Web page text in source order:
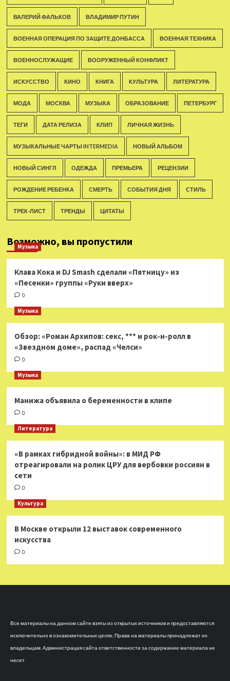
ВАЛЕРИЙ ФАЛЬКОВ ВЛАДИМИР ПУТИН
ВОЕННАЯ ОПЕРАЦИЯ ПО ЗАЩИТЕ ДОНБАССА ВОЕННАЯ ТЕХНИКА
ВОЕННОСЛУЖАЩИЕ ВООРУЖЕННЫЙ КОНФЛИКТ
ИСКУССТВО КИНО КНИГА КУЛЬТУРА ЛИТЕРАТУРА
МОДА МОСКВА МУЗЫКА ОБРАЗОВАНИЕ ПЕТЕРБУРГ
ТЕГИ ДАТА РЕЛИЗА КЛИП ЛИЧНАЯ ЖИЗНЬ
МУЗЫКАЛЬНЫЕ ЧАРТЫ INTERMEDIA НОВЫЙ АЛЬБОМ
НОВЫЙ СИНГЛ ОДЕЖДА ПРЕМЬЕРА РЕЦЕНЗИИ
РОЖДЕНИЕ РЕБЕНКА СМЕРТЬ СОБЫТИЯ ДНЯ СТИЛЬ
ТРЕК-ЛИСТ ТРЕНДЫ ЦИТАТЫ
Возможно, вы пропустили
Музыка
Клава Кока и DJ Smash сделали «Пятницу» из
«Песенки» группы «Руки вверх»
0
Музыка
Обзор: «Роман Архипов: секс, *** и рок-н-ролл в
«Звездном доме», распад «Челси»
0
Музыка
Манижа объявила о беременности в клипе
0
Литература
«В рамках гибридной войны»: в МИД РФ
отреагировали на ролик ЦРУ для вербовки россиян в
сети
0
Культура
В Москве открыли 12 выставок современного
искусства
0
Все материалы на данном сайте взяты из открытых источников и предоставляются
исключительно в ознакомительных целях. Права на материалы принадлежат их
владельцам. Администрация сайта ответственности за содержание материала не
несет.